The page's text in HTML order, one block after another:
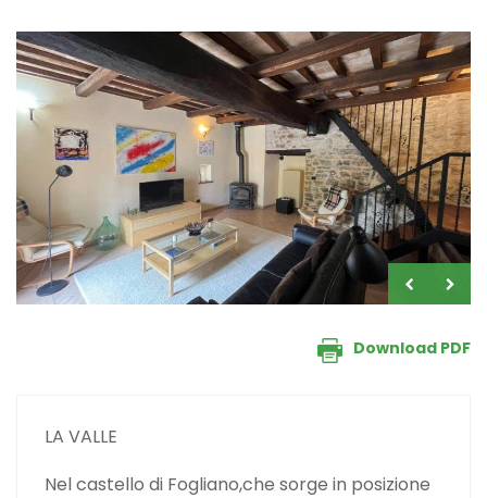
Download PDF
LA VALLE
Nel castello di Fogliano,che sorge in posizione